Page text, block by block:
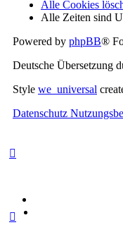
Alle Cookies
Alle Zeiten sind
Powered by phpBB®
Deutsche Übersetzung
Style we_universal
Datenschutz